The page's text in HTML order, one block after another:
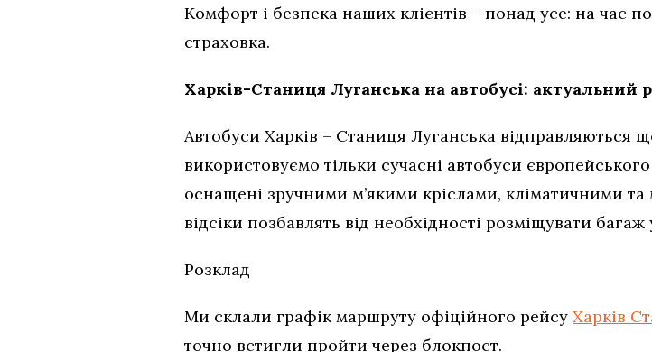
Комфорт і безпека наших клієнтів – понад усе: на час
страховка.
Харків-Станиця Луганська на автобусі: актуальний
Автобуси Харків – Станиця Луганська
використовуємо тільки сучасні автобуси
оснащені зручними м’якими кріслами, кліматичними та
відсіки позбавлять від необхідності розміщувати багаж
Розклад
Ми склали графік маршруту офіційного рейсу Харків
точно встигли пройти через блокпост.